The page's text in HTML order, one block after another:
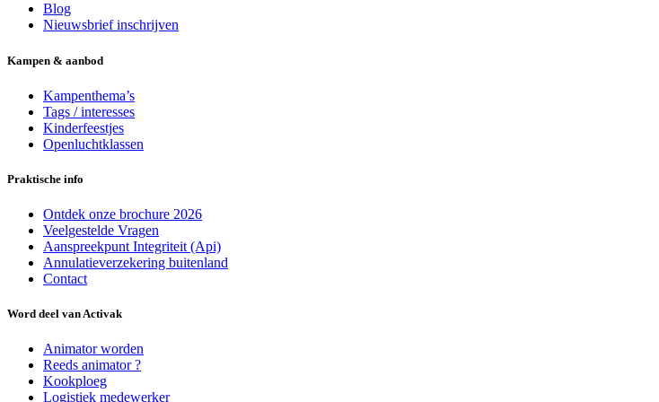
Blog
Nieuwsbrief inschrijven
Kampen & aanbod
Kampenthema’s
Tags / interesses
Kinderfeestjes
Openluchtklassen
Praktische info
Ontdek onze brochure 2026
Veelgestelde Vragen
Aanspreekpunt Integriteit (Api)
Annulatieverzekering buitenland
Contact
Word deel van Activak
Animator worden
Reeds animator ?
Kookploeg
Logistiek medewerker